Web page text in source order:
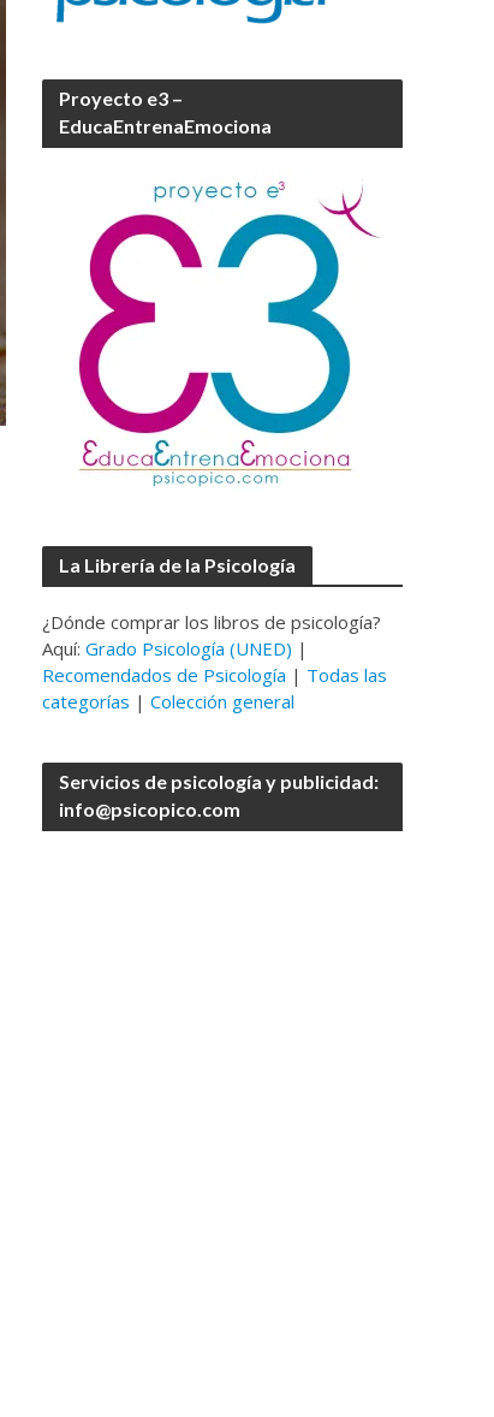
Proyecto e3 –
EducaEntrenaEmociona
La Librería de la Psicología
¿Dónde comprar los libros de psicología?
Aquí:Grado Psicología (UNED) |
Recomendados de Psicología | Todas las
categorías |Colección general
Servicios de psicología y publicidad:
info@psicopico.com